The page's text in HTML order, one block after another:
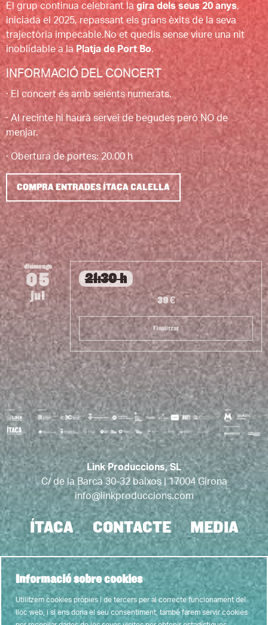
El grup continua celebrant la gira dels seus 20 anys,
iniciada el 2025, repassant els grans èxits de la seva
trajectòria impecable.No et quedis sense viure una nit
inoblidable a la Platja de Port Bo.
INFORMACIÓ DEL CONCERT
· El concert és amb seients numerats.
· Al recinte hi haurà servei de begudes però NO de
menjar.
· Obertura de portes: 20.00 h
COMPRA ENTRADES ÍTACA CALELLA
diumenge
05
jul
21:30 h
39 €
Finalitzat
Link Produccions, SL
C/ de la Barca 30-32 baixos | 17004 Girona
info@linkproduccions.com
ÍTACA CONTACTE MEDIA
Link a instagram
Link a youtube
Link a twitter
Link aLink a
Informació sobre cookies
Utilitzem cookies pròpies i de tercers per al correcte funcionament del
lloc web, i si ens dona el seu consentiment, també farem servir cookies